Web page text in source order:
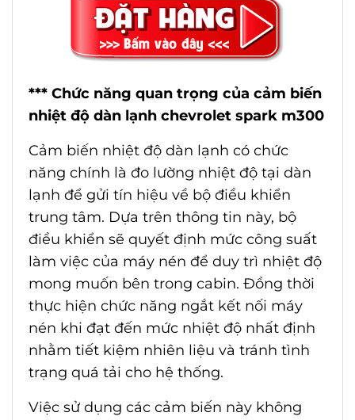
*** Chức năng quan trọng của cảm biến
nhiệt độ dàn lạnh chevrolet spark m300
Cảm biến nhiệt độ dàn lạnh có chức
năng chính là đo lường nhiệt độ tại dàn
lạnh để gửi tín hiệu về bộ điều khiển
trung tâm. Dựa trên thông tin này, bộ
điều khiển sẽ quyết định mức công suất
làm việc của máy nén để duy trì nhiệt độ
mong muốn bên trong cabin. Đồng thời
thực hiện chức năng ngắt kết nối máy
nén khi đạt đến mức nhiệt độ nhất định
nhằm tiết kiệm nhiên liệu và tránh tình
trạng quá tải cho hệ thống.
Việc sử dụng các cảm biến này không